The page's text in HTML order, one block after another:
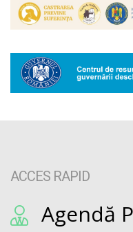
ACCES RAPID
Agendă